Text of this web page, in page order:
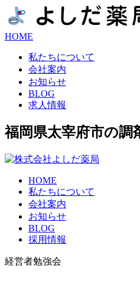
HOME
私たちについて
会社案内
お知らせ
BLOG
求人情報
福岡県太宰府市の調
HOME
私たちについて
会社案内
お知らせ
BLOG
採用情報
経営者勉強会